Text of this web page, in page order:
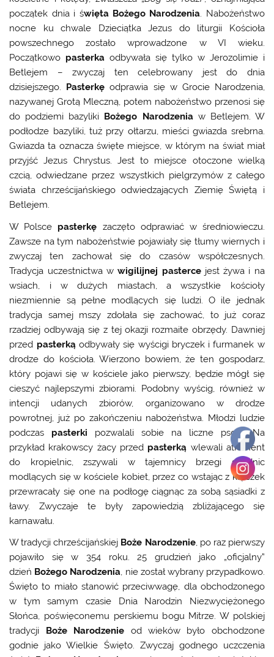
początek dnia i święta Bożego Narodzenia. Nabożeństwo
nocne ku chwale Dzieciątka Jezus do liturgii Kościoła
powszechnego zostało wprowadzone w VI wieku.
Początkowo pasterka odbywała się tylko w Jerozolimie i
Betlejem – zwyczaj ten celebrowany jest do dnia
dzisiejszego.
Pasterkę odprawia się w Grocie Narodzenia,
nazywanej Grotą Mleczną, potem nabożeństwo przenosi się
do podziemi bazyliki
Bożego Narodzeniaw Betlejem. W
podłodze bazyliki, tuż przy ołtarzu, mieści gwiazda srebrna.
Gwiazda ta oznacza święte miejsce, w którym na świat miał
przyjść Jezus Chrystus. Jest to miejsce otoczone wielką
czcią, odwiedzane przez wszystkich pielgrzymów z całego
świata chrześcijańskiego odwiedzających Ziemię Świętą i
Betlejem.
W Polsce pasterkę zaczęto odprawiać w średniowieczu.
Zawsze na tym nabożeństwie pojawiały się tłumy wiernych i
zwyczaj ten zachował się do czasów współczesnych.
Tradycja uczestnictwa wwigilijnej pastercejest żywa i na
wsiach, i w dużych miastach, a wszystkie kościoły
niezmiennie są pełne modlących się ludzi. O ile jednak
tradycja samej mszy zdołała się zachować, to już coraz
rzadziej odbywają się z tej okazji rozmaite obrzędy. Dawniej
przed pasterkąodbywały się wyścigi bryczek i furmanek w
drodze do kościoła. Wierzono bowiem, że ten gospodarz,
który pojawi się w kościele jako pierwszy, będzie mógł się
cieszyć najlepszymi zbiorami. Podobny wyścig, również w
intencji udanych zbiorów, organizowano w drodze
powrotnej, już po zakończeniu nabożeństwa. Młodzi ludzie
podczas pasterki pozwalali sobie na liczne psoty. Na
przykład krakowscy żacy przed pasterką wlewali atrament
do kropielnic, zszywali w tajemnicy brzegi spódnic
modlących się w kościele kobiet, przez co wstając z klęczek
przewracały się one na podłogę ciągnąc za sobą sąsiadki z
ławy. Zwyczaje te były zapowiedzią zbliżającego się
karnawału.
W tradycji chrześcijańskiej Boże Narodzenie, po raz pierwszy
pojawiło się w 354 roku. 25 grudzień jako „oficjalny”
dzień Bożego Narodzenia, nie został wybrany przypadkowo.
Święto to miało stanowić przeciwwagę, dla obchodzonego
w tym samym czasie Dnia Narodzin Niezwyciężonego
Słońca, poświęconemu perskiemu bogu Mitrze. W polskiej
tradycji Boże Narodzenie od wieków było obchodzone
godnie jako Wielkie Święto. Zwyczaj godnego uczczenia